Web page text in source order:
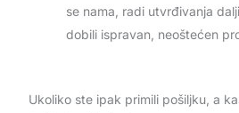
se nama, radi utvrđivanja
dobili ispravan, neoštećen
Ukoliko ste ipak primili pošiljku, a